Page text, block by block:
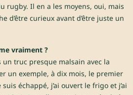
rugby. Il en a les moyens, oui, mais
d’être curieux avant d’être juste un
vraiment ?
truc presque malsain avec la
un exemple, à dix mois, le premier
échappé, j’ai ouvert le frigo et j’ai